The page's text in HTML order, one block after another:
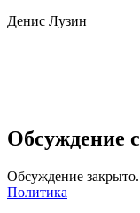
Денис Лузин
Обсуждение
Обсуждение закрыто.
Политика